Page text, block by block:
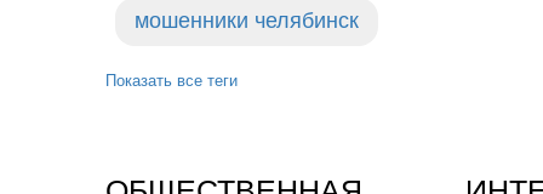
мошенники челябинск
Показать все теги